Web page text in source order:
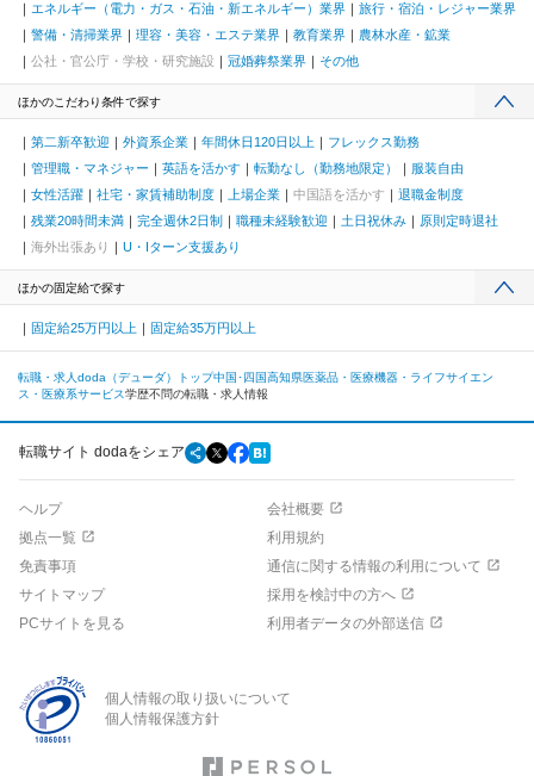
エネルギー（電力・ガス・石油・新エネルギー）業界
旅行・宿泊・レジャー業界
警備・清掃業界
理容・美容・エステ業界 教育業界
農林水産・鉱業
公社・官公庁・学校・研究施設
冠婚葬祭業界 その他
ほかのこだわり条件で探す
第二新卒歓迎 外資系企業 年間休日120日以上
フレックス勤務
管理職・マネジャー
英語を活かす 転勤なし（勤務地限定）
服装自由
女性活躍
社宅・家賃補助制度 上場企業 中国語を活かす
退職金制度
残業20時間未満
完全週休2日制 職種未経験歓迎 土日祝休み
原則定時退社
海外出張あり
U・Iターン支援あり
ほかの固定給で探す
固定給25万円以上 固定給35万円以上
転職・求人doda（デューダ）トップ中国･四国高知県医薬品・医療機器・ライフサイエン
ス・医療系サービス学歴不問の転職・求人情報
転職サイト dodaをシェア
ヘルプ
会社概要
拠点一覧
利用規約
免責事項
通信に関する情報の利用について
サイトマップ
採用を検討中の方へ
PCサイトを見る
利用者データの外部送信
個人情報の取り扱いについて
個人情報保護方針